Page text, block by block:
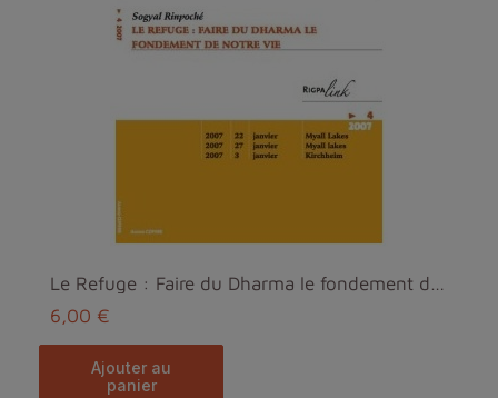
Le Refuge : Faire du Dharma le fondement de notre ...
6,00 €
ajouter au
panier